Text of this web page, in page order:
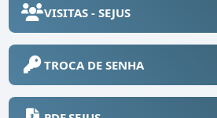
VISITAS - SEJUS
TROCA DE SENHA